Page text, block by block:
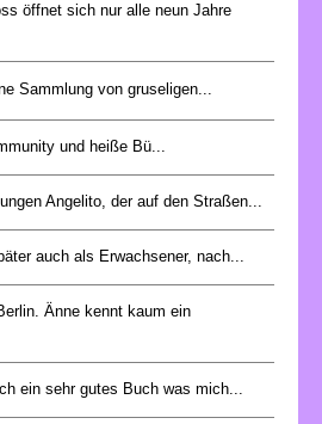
öffnet sich nur alle neun Jahre
Sammlung von gruseligen...
und heiße Bü...
Angelito, der auf den Straßen...
auch als Erwachsener, nach...
Änne kennt kaum ein
ein sehr gutes Buch was mich...